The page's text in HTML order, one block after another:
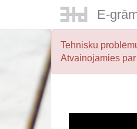
E-
Tehnisku
Atvainojamies